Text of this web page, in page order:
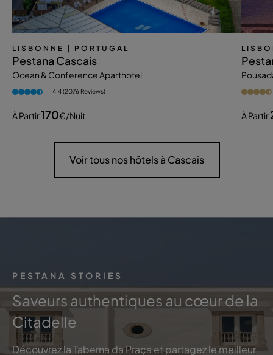
LISBONNE | PORTUGAL
Pestana Cascais
Ocean & Conference Aparthotel
4.4 (2076 Reviews)
À Partir170€/nuit À Partir
Voir tous nos hôtels à Cascais
PESTANA STORIES
Saveurs authentiques au cœur de la
Citadelle
Découvrez la Taberna da Praça et partagez le meilleur